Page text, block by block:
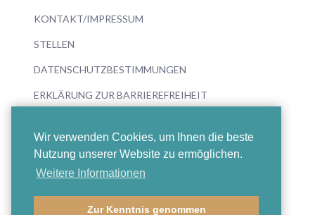
Wir verwenden Cookies, um Ihnen die beste
Nutzung unserer Website zu ermöglichen.
Weitere Informationen
Zur Kenntnis genommen
KONTAKT/IMPRESSUM
STELLEN
DATENSCHUTZBESTIMMUNGEN
ERKLÄRUNG ZUR BARRIEREFREIHEIT
© 2026 Boosey & Hawkes